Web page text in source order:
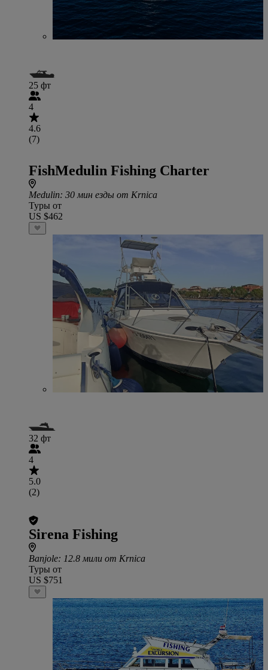
25 фт
4
4.6
(7)
FishMedulin Fishing Charter
Medulin: 30 мин езды от Krnica
Туры от
US $462
32 фт
4
5.0
(2)
Sirena Fishing
Banjole: 12.8 мили от Krnica
Туры от
US $751